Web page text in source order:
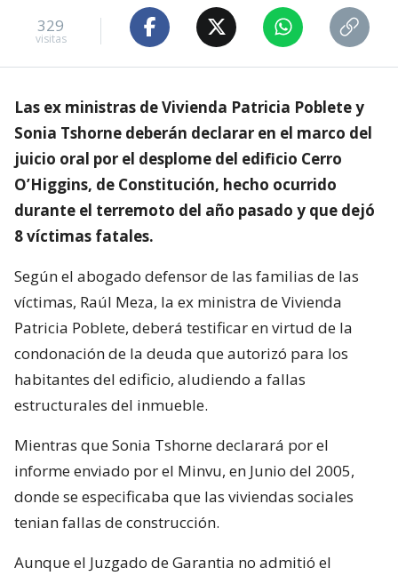
329
visitas
Las ex ministras de Vivienda Patricia Poblete y
Sonia Tshorne deberán declarar en el marco del
juicio oral por el desplome del edificio Cerro
O’Higgins, de Constitución, hecho ocurrido
durante el terremoto del año pasado y que dejó
8 víctimas fatales.
Según el abogado defensor de las familias de las
víctimas, Raúl Meza, la ex ministra de Vivienda
Patricia Poblete, deberá testificar en virtud de la
condonación de la deuda que autorizó para los
habitantes del edificio, aludiendo a fallas
estructurales del inmueble.
Mientras que Sonia Tshorne declarará por el
informe enviado por el Minvu, en Junio del 2005,
donde se especificaba que las viviendas sociales
tenian fallas de construcción.
Aunque el Juzgado de Garantia no admitió el